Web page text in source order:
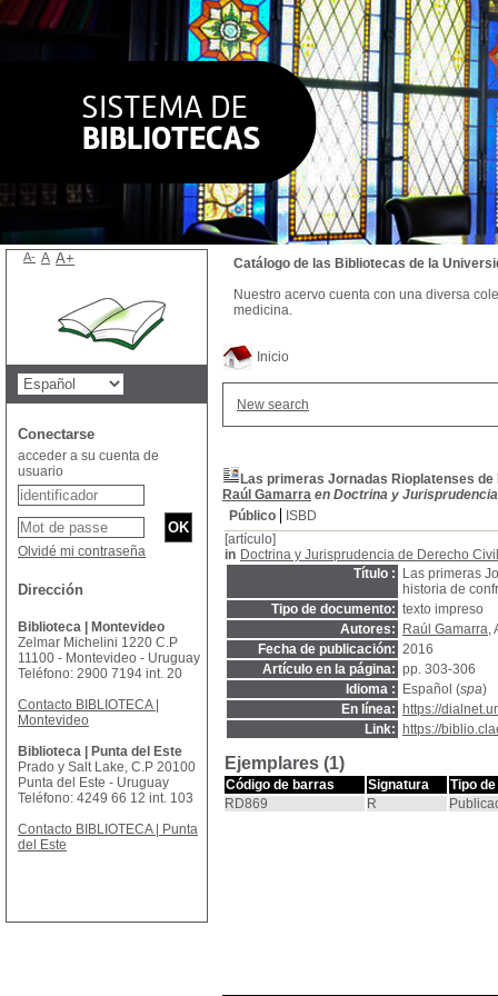
Inicio
New search
Las primeras Jornadas Rioplatenses
Raúl Gamarra en Doctrina y
Público
ISBD
[artículo]
in Doctrina y Jurisprudencia de Derecho Civil
Título :
Las primeras
historia de
Tipo de documento: texto impreso
Autores:
Raúl Gamarra,
Fecha de publicación: 2016
Artículo en la página: pp. 303-306
Idioma :
Español (spa)
En línea:
https://
Link:
https://
Ejemplares (1)
Código de barras Signatura
Tipo
RD869
R
Catálogo de las Bibliotecas de la
Nuestro acervo cuenta con una diversa
medicina.
A- A A+
Conectarse
acceder a su cuenta de
usuario
Olvidé mi contraseña
Dirección
Biblioteca | Montevideo
Zelmar Michelini 1220 C.P
11100 - Montevideo - Uruguay
Teléfono: 2900 7194 int. 20
Contacto BIBLIOTECA |
Montevideo
Biblioteca | Punta del Este
Prado y Salt Lake, C.P 20100
Punta del Este - Uruguay
Teléfono: 4249 66 12 int. 103
Contacto BIBLIOTECA | Punta
del Este